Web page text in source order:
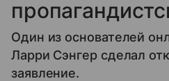
Один из основателей
Ларри Сэнгер сделал
заявление.